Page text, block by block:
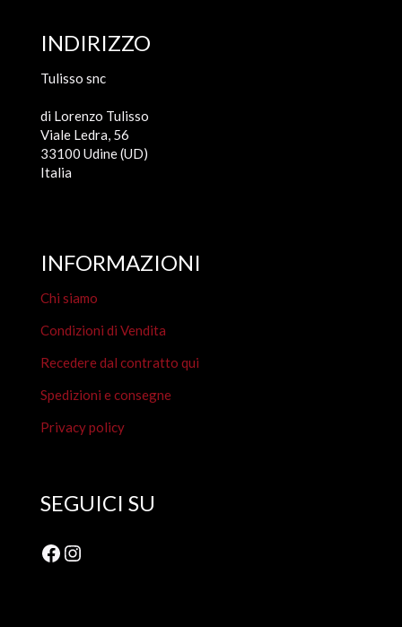
INDIRIZZO
Tulisso snc
di Lorenzo Tulisso
Viale Ledra, 56
33100 Udine (UD)
Italia
INFORMAZIONI
Chi siamo
Condizioni di Vendita
Recedere dal contratto qui
Spedizioni e consegne
Privacy policy
SEGUICI SU
Facebook
Instagram